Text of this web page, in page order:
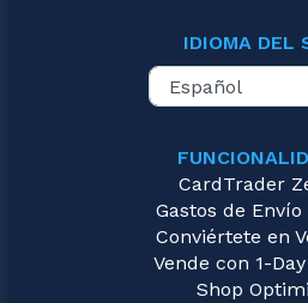
IDIOMA DEL
CardTrader
Gastos de Envío
Conviértete en
Vende con 1-
Shop